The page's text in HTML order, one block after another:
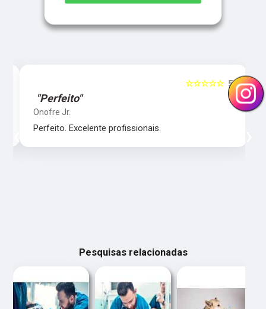
5
☆☆☆☆☆
"Perfeito"
Onofre Jr.
Perfeito. Excelente profissionais.
‹
Pesquisas relacionadas